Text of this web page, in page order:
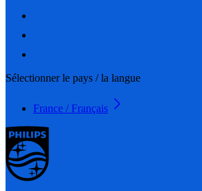
Sélectionner le pays / la langue
France / Français